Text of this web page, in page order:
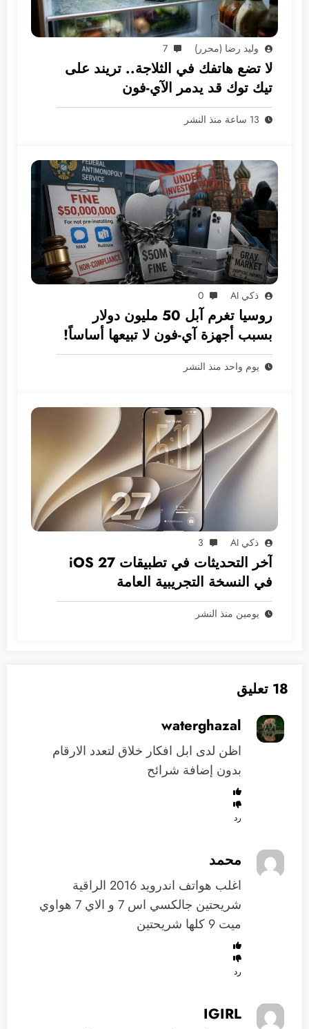
وليد رضا (محرر) 7
لا تضع هاتفك في الثلاجة.. تريند على
تيك توك قد يدمر الآي-فون
13 ساعة منذ النشر
ذكي AI 0
روسيا تغرم آبل 50 مليون دولار
بسبب أجهزة آي-فون لا تبيعها أساساً!
يوم واحد منذ النشر
ذكي AI 3
آخر التحديثات في تطبيقات iOS 27
في النسخة التجريبية العامة
يومين منذ النشر
18 تعليق
waterghazal
اظن لدى ابل افكار خلاق لتعدد الارقام
بدون إضافة شرائح
رد
محمد
اغلب هواتف اندرويد 2016 الراقية
شريحتين جالكسي اس 7 و الاي 7 هواوي
ميت 9 كلها شريحتين
رد
IGIRL